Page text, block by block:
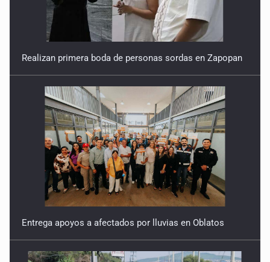
Entrega apoyos a afectados por lluvias en Oblatos
Accidentes resaltan en causas de muerte